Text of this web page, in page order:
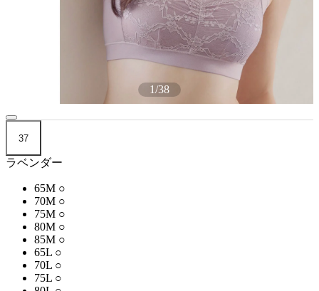
1/38
37
ラベンダー
65M ○
70M ○
75M ○
80M ○
85M ○
65L ○
70L ○
75L ○